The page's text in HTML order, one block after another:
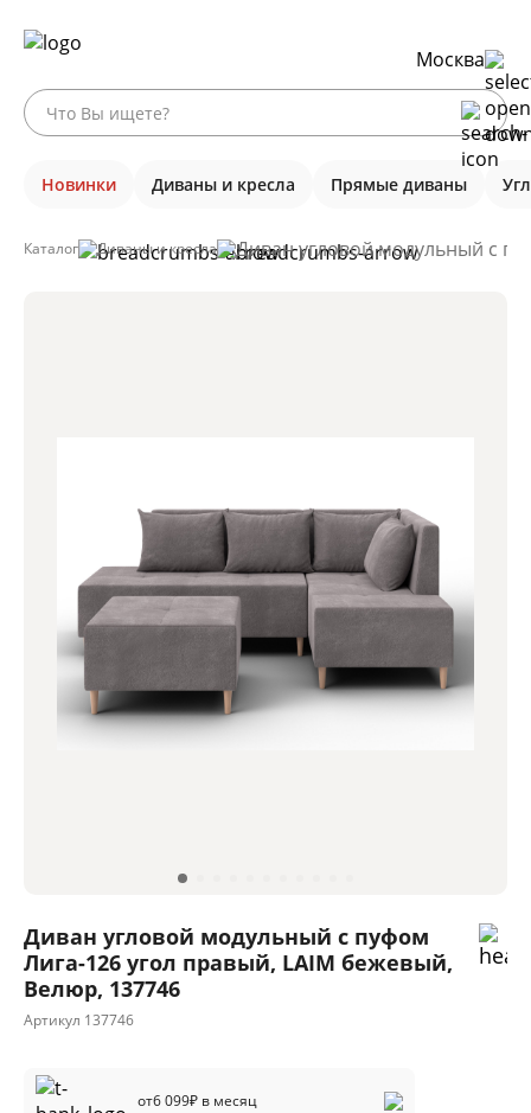
Москва
Новинки Диваны и кресла Прямые диваны
Каталог Диваны и кресла Диван угловой модульный с
Диван угловой модульный с пуфом
Лига-126 угол правый, LAIM бежевый,
Велюр, 137746
Артикул 137746
от6 099₽ в месяц